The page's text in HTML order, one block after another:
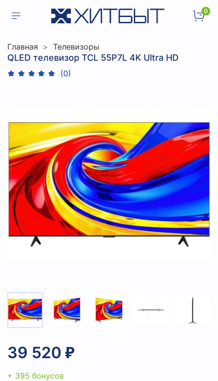
0
Главная Телевизоры
QLED телевизор TCL 55P7L 4K Ultra HD
(0)
39 520 ₽
+ 395 бонусов